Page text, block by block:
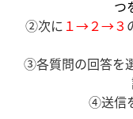
つ
②次に １→２→３
③各質問の回答を
④送信